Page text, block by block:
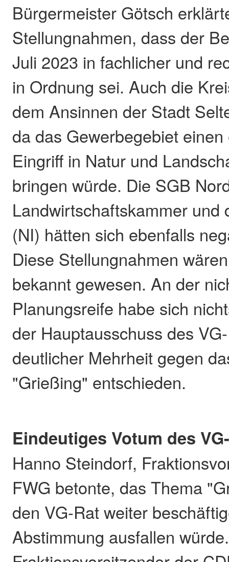
Bürgermeister Götsch
Stellungnahmen, dass der
Juli 2023 in fachlicher und
in Ordnung sei. Auch die
dem Ansinnen der Stadt
da das Gewerbegebiet
Eingriff in Natur und
bringen würde. Die SGB
Landwirtschaftskammer und
(NI) hätten sich ebenfalls
Diese Stellungnahmen
bekannt gewesen. An der
Planungsreife habe sich
der Hauptausschuss des
deutlicher Mehrheit gegen
"Grießing" entschieden.
Eindeutiges Votum des
Hanno Steindorf,
FWG betonte, das Thema
den VG-Rat weiter
Abstimmung ausfallen